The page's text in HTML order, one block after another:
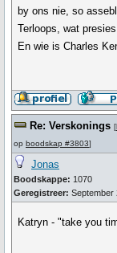
by ons nie, so
Terloops, wat
En wie is Charles
Re: Verskonings [
op boodskap #3803]
Jonas
Boodskappe: 1070
Geregistreer: September
Katryn - "take you